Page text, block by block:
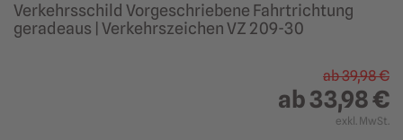
Verkehrsschild Vorgeschriebene Fahrtrichtung
geradeaus | Verkehrszeichen VZ 209-30
ab39,98 €
ab33,98 €
exkl. MwSt.